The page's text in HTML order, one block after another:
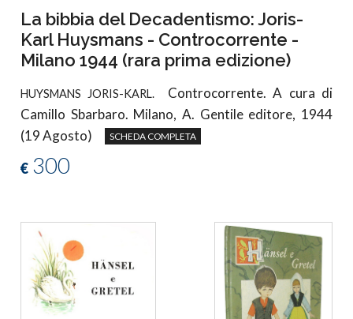
La bibbia del Decadentismo: Joris-
Karl Huysmans - Controcorrente -
Milano 1944 (rara prima edizione)
HUYSMANS JORIS-KARL.
Controcorrente. A cura di
Camillo Sbarbaro. Milano, A. Gentile editore, 1944
(19 Agosto)
SCHEDA COMPLETA
€ 300